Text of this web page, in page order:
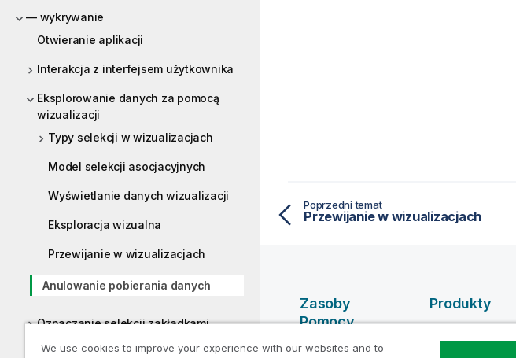
— wykrywanie
Otwieranie aplikacji
Interakcja z interfejsem użytkownika
Eksplorowanie danych za pomocą
wizualizacji
Typy selekcji w wizualizacjach
Model selekcji asocjacyjnych
Wyświetlanie danych wizualizacji
Eksploracja wizualna
Przewijanie w wizualizacjach
Anulowanie pobierania danych
Oznaczanie selekcji zakładkami
Eksploracja za pomocą selekcji
Poprzedni temat
Przewijanie w wizualizacjach
Zasoby
Pomocy
Filmy pomocy dla
Produkty
DANYCH I
We use cookies to improve your experience with our websites and to